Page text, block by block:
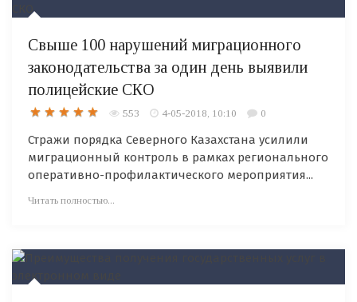
Свыше 100 нарушений миграционного
законодательства за один день выявили
полицейские СКО
553 4-05-2018, 10:10 0
Стражи порядка Северного Казахстана усилили
миграционный контроль в рамках регионального
оперативно-профилактического мероприятия...
Читать полностью...